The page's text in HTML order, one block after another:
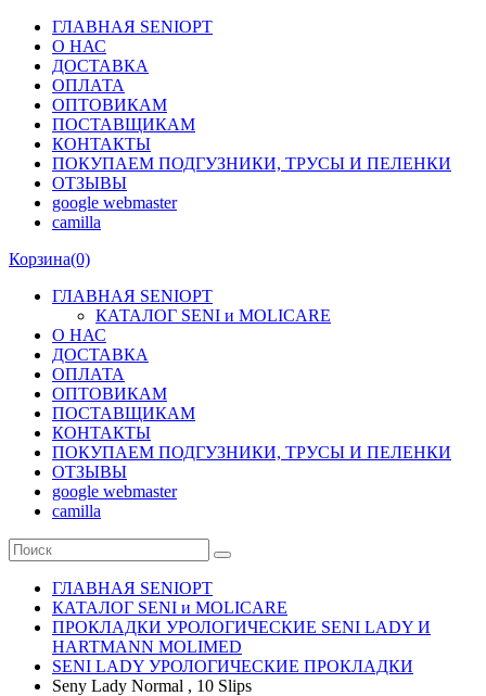
ГЛАВНАЯ SENIOPT
О НАС
ДОСТАВКА
ОПЛАТА
ОПТОВИКАМ
ПОСТАВЩИКАМ
КОНТАКТЫ
ПОКУПАЕМ ПОДГУЗНИКИ, ТРУСЫ И ПЕЛЕНКИ
ОТЗЫВЫ
google webmaster
camilla
Корзина(0)
ГЛАВНАЯ SENIOPT
КАТАЛОГ SENI и MOLICARE
О НАС
ДОСТАВКА
ОПЛАТА
ОПТОВИКАМ
ПОСТАВЩИКАМ
КОНТАКТЫ
ПОКУПАЕМ ПОДГУЗНИКИ, ТРУСЫ И ПЕЛЕНКИ
ОТЗЫВЫ
google webmaster
camilla
ГЛАВНАЯ SENIOPT
КАТАЛОГ SENI и MOLICARE
ПРОКЛАДКИ УРОЛОГИЧЕСКИЕ SENI LADY И
HARTMANN MOLIMED
SENI LADY УРОЛОГИЧЕСКИЕ ПРОКЛАДКИ
Seny Lady Normal , 10 Slips